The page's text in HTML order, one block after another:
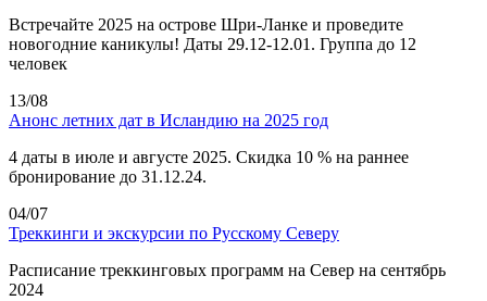
Встречайте 2025 на острове Шри-Ланке и проведите
новогодние каникулы! Даты 29.12-12.01. Группа до 12
человек
13/08
Анонс летних дат в Исландию на 2025 год
4 даты в июле и августе 2025. Скидка 10 % на раннее
бронирование до 31.12.24.
04/07
Треккинги и экскурсии по Русскому Северу
Расписание треккинговых программ на Север на сентябрь
2024